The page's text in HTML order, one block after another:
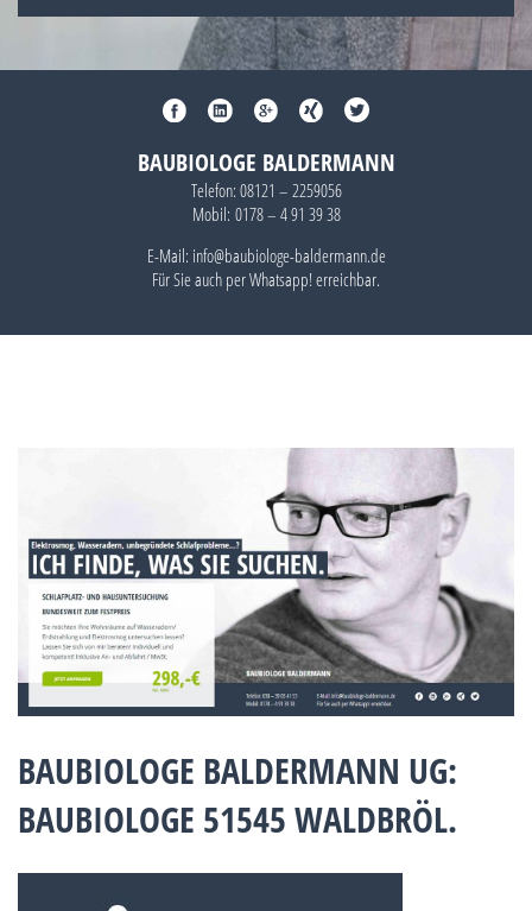
BAUBIOLOGE BALDERMANN
Telefon: 08121 – 2259056
Mobil: 0178 – 4 91 39 38
E-Mail: info@baubiologe-baldermann.de
Für Sie auch perWhatsapp!erreichbar.
BAUBIOLOGE BALDERMANN UG:
BAUBIOLOGE 51545 WALDBRÖL.